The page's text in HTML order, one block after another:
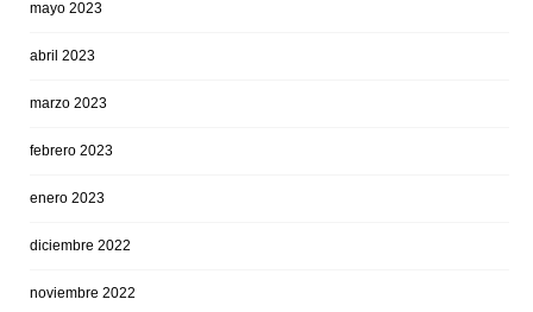
mayo 2023
abril 2023
marzo 2023
febrero 2023
enero 2023
diciembre 2022
noviembre 2022